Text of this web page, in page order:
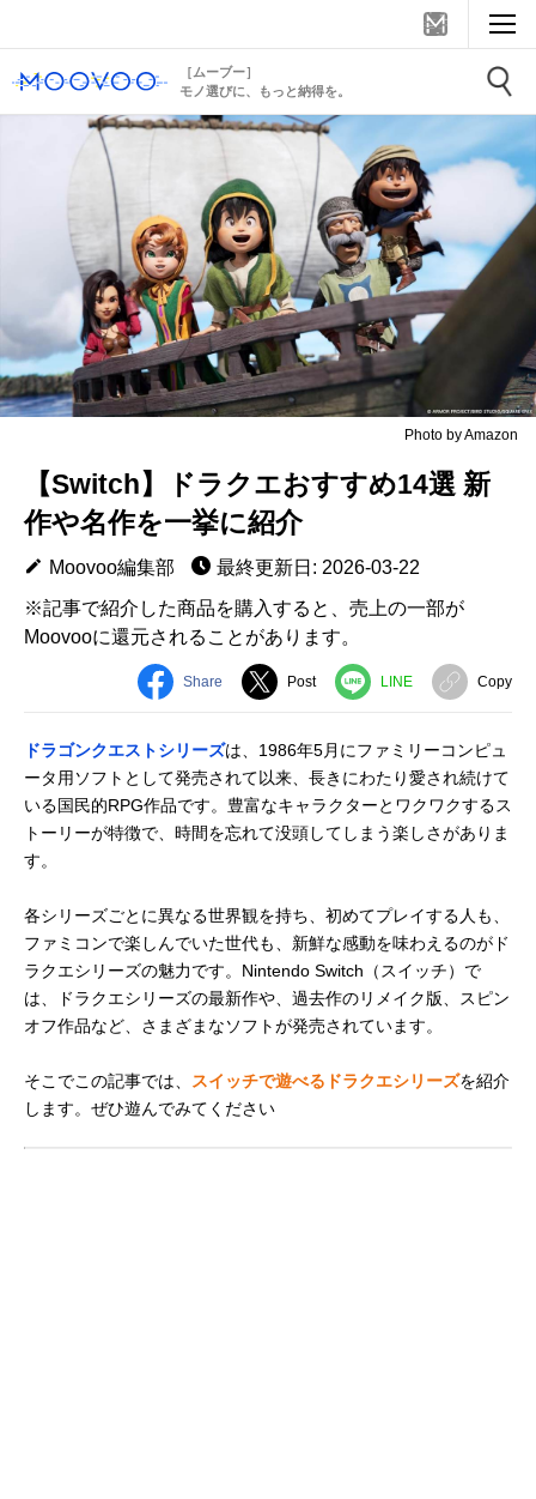
［ムーブー］
モノ選びに、もっと納得を。
Photo by Amazon
【Switch】ドラクエおすすめ14選 新
作や名作を一挙に紹介
Moovoo編集部
最終更新日: 2026-03-22
※記事で紹介した商品を購入すると、売上の一部が
Moovooに還元されることがあります。
Share Post LINE Copy
ドラゴンクエストシリーズは、1986年5月にファミリーコンピュ
ータ用ソフトとして発売されて以来、長きにわたり愛され続けて
いる国民的RPG作品です。豊富なキャラクターとワクワクするス
トーリーが特徴で、時間を忘れて没頭してしまう楽しさがありま
す。
各シリーズごとに異なる世界観を持ち、初めてプレイする人も、
ファミコンで楽しんでいた世代も、新鮮な感動を味わえるのがド
ラクエシリーズの魅力です。Nintendo Switch（スイッチ）で
は、ドラクエシリーズの最新作や、過去作のリメイク版、スピン
オフ作品など、さまざまなソフトが発売されています。
そこでこの記事では、 スイッチで遊べるドラクエシリーズを紹介
します。ぜひ遊んでみてください